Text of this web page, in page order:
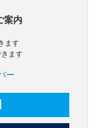
案内
ます
ます
ー